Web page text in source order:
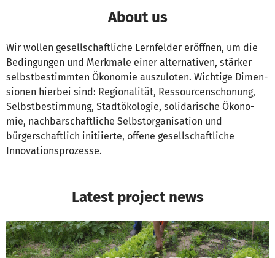
About us
Wir wol­len ge­sell­schaft­li­che Lern­fel­der er­öff­nen, um die
Be­din­gun­gen und Merk­male ei­ner al­ter­na­ti­ven, stär­ker
selbst­be­stimm­ten Öko­no­mie aus­zu­lo­ten. Wich­tige Di­men­
sio­nen hier­bei sind: Re­gio­na­li­tät, Res­sour­cen­scho­nung,
Selbst­be­stim­mung, Stadt­öko­lo­gie, so­li­da­ri­sche Öko­no­
mie, nach­bar­schaft­li­che Selbst­or­ga­ni­sa­tion und
bürgerschaftlich initiierte, offene gesellschaftliche
Innovationsprozesse.
Latest project news